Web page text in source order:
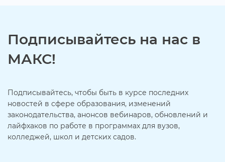
Подписывайтесь на нас
МАКС!
Подписывайтесь, чтобы быть в курсе последних
новостей в сфере образования, изменений
законодательства, анонсов вебинаров, обновлений и
лайфхаков по работе в программах для вузов,
колледжей, школ и детских садов.